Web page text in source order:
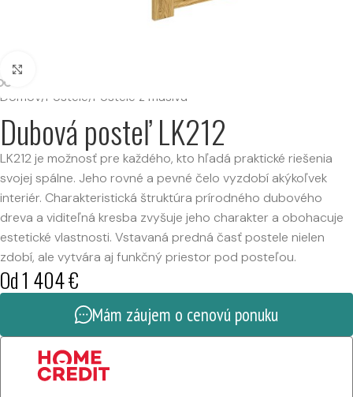
Domov/Postele/Postele z masívu
Dubová posteľ LK212
LK212 je možnosť pre každého, kto hľadá praktické riešenia
svojej spálne. Jeho rovné a pevné čelo vyzdobí akýkoľvek
interiér. Charakteristická štruktúra prírodného dubového
dreva a viditeľná kresba zvyšuje jeho charakter a obohacuje
estetické vlastnosti. Vstavaná predná časť postele nielen
zdobí, ale vytvára aj funkčný priestor pod posteľou.
Od1 404€
Mám záujem o cenovú ponuku